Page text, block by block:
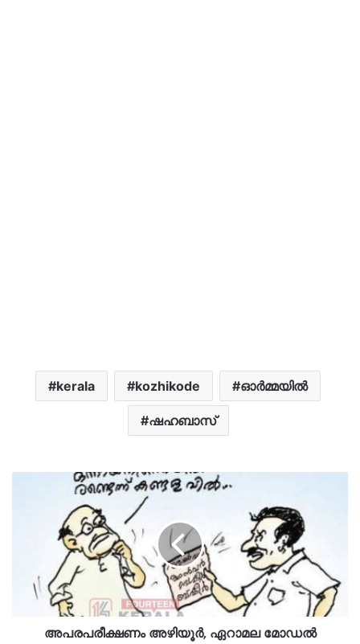
kerala kozhikode ഓർമ്മയിൽ
ഷഹബാസ്
അപരപരീക്ഷണം അഴിയൂർ, ഏറാമല മോഡൽ